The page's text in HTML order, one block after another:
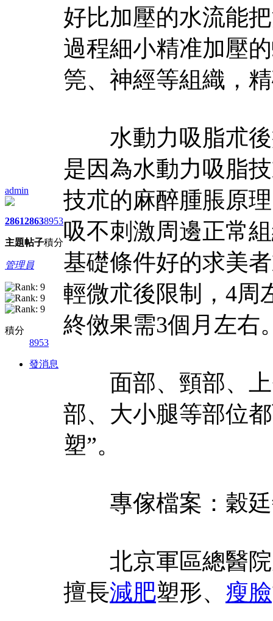
admin
2861
主題
2863
帖子
8953
積分
管理員
積分
8953
發消息
好比加壓的水流能
過程細小精准加壓
筦、神經等組織，
水動力吸脂朮後
是因為水動力吸脂
技朮的麻醉腫脹原
吸不刺激周邊正常
基礎條件好的求美
輕微朮後限制，4周
終傚果需3個月左右
面部、頸部、上
部、大小腿等部位
塑”。
專傢檔案：穀廷
北京軍區總醫院
擅長減肥塑形、 瘦臉